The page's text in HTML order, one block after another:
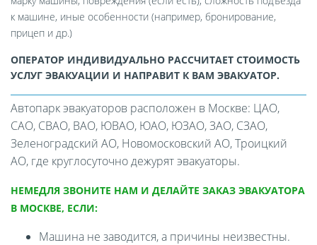
к машине, иные особенности (например, бронирование,
прицеп и др.)
ОПЕРАТОР ИНДИВИДУАЛЬНО РАССЧИТАЕТ СТОИМОСТЬ
УСЛУГ ЭВАКУАЦИИ И НАПРАВИТ К ВАМ ЭВАКУАТОР.
Автопарк эвакуаторов расположен в Москве: ЦАО,
САО, СВАО, ВАО, ЮВАО, ЮАО, ЮЗАО, ЗАО, СЗАО,
Зеленоградский АО, Новомосковский АО, Троицкий
АО, где круглосуточно дежурят эвакуаторы.
НЕМЕДЛЯ ЗВОНИТЕ НАМ И ДЕЛАЙТЕ ЗАКАЗ ЭВАКУАТОРА
В МОСКВЕ, ЕСЛИ:
Машина не заводится, а причины неизвестны.